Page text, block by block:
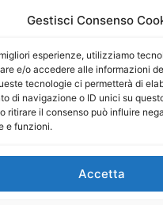
Gestisci Consenso
esperienze, utilizziamo
e/o accedere alle informazioni
tecnologie ci permetterà di
di navigazione o ID unici su
ritirare il consenso può influire
e funzioni.
Accetta
29/09/2015
Editoriale: Maurizio
Responsabile: Maria
P.IVA: 06334930820
Comunicazione Società